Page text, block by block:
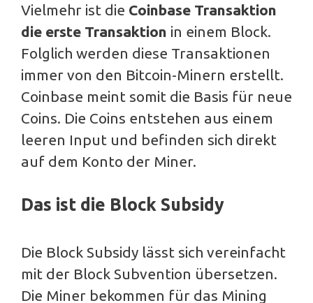
Vielmehr ist die Coinbase Transaktion
die erste Transaktion in einem Block.
Folglich werden diese Transaktionen
immer von den Bitcoin-Minern erstellt.
Coinbase meint somit die Basis für neue
Coins. Die Coins entstehen aus einem
leeren Input und befinden sich direkt
auf dem Konto der Miner.
Das ist die Block Subsidy
Die Block Subsidy lässt sich vereinfacht
mit der Block Subvention übersetzen.
Die Miner bekommen für das Mining